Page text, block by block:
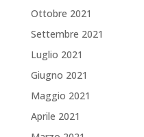
Ottobre 2021
Settembre 2021
Luglio 2021
Giugno 2021
Maggio 2021
Aprile 2021